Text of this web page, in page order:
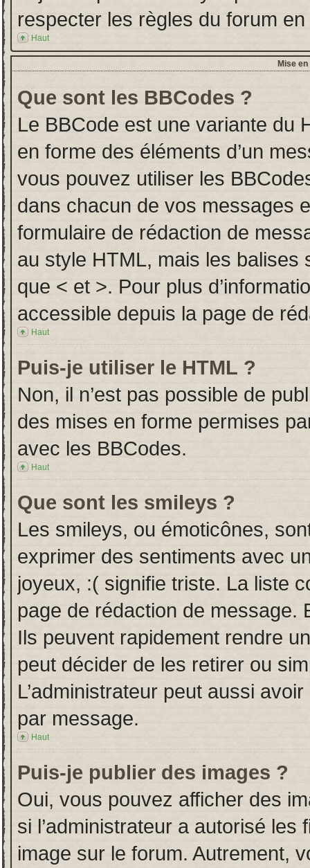
respecter les règles du forum
Haut
Mise
Que sont les BBCodes ?
Le BBCode est une variante du
en forme des éléments d’un
vous pouvez utiliser les
dans chacun de vos messages
formulaire de rédaction de
au style HTML, mais les
que < et >. Pour plus
accessible depuis la page de
Haut
Puis-je utiliser le HTML ?
Non, il n’est pas possible de
des mises en forme permises
avec les BBCodes.
Haut
Que sont les smileys ?
Les smileys, ou émoticônes,
exprimer des sentiments avec
joyeux, :( signifie triste. La liste
page de rédaction de message.
Ils peuvent rapidement rendre
peut décider de les retirer ou
L’administrateur peut aussi
par message.
Haut
Puis-je publier des images ?
Oui, vous pouvez afficher des
si l’administrateur a autorisé
image sur le forum. Autrement,